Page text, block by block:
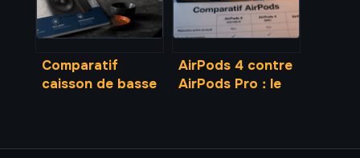
dalle ?
Comparatif
caisson de basse
AirPods 4 contre
AirPods Pro : le